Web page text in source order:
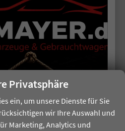
Details
5,30 l/100km
g/km
Sie sparen:22,7%
Privatsphäre
ein, um unsere Dienste für Sie
wir Ihre Auswahl und
Marketing, Analytics und